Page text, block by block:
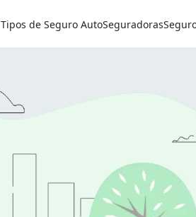
Tipos de Seguro AutoSeguradoras